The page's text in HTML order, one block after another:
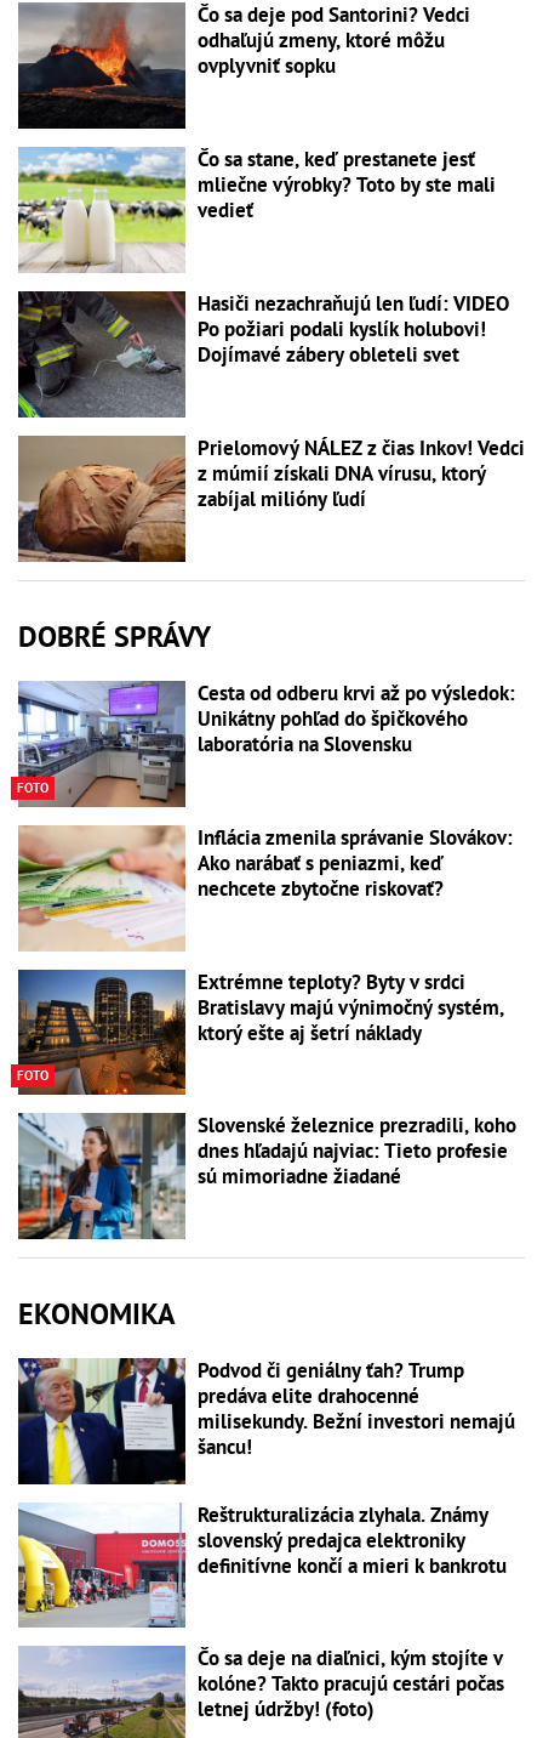
Čo sa deje pod Santorini? Vedci
odhaľujú zmeny, ktoré môžu
ovplyvniť sopku
Čo sa stane, keď prestanete jesť
mliečne výrobky? Toto by ste mali
vedieť
Hasiči nezachraňujú len ľudí: VIDEO
Po požiari podali kyslík holubovi!
Dojímavé zábery obleteli svet
Prielomový NÁLEZ z čias Inkov! Vedci
z múmií získali DNA vírusu, ktorý
zabíjal milióny ľudí
DOBRÉ SPRÁVY
FOTO
Cesta od odberu krvi až po výsledok:
Unikátny pohľad do špičkového
laboratória na Slovensku
Inflácia zmenila správanie Slovákov:
Ako narábať s peniazmi, keď
nechcete zbytočne riskovať?
FOTO
Extrémne teploty? Byty v srdci
Bratislavy majú výnimočný systém,
ktorý ešte aj šetrí náklady
Slovenské železnice prezradili, koho
dnes hľadajú najviac: Tieto profesie
sú mimoriadne žiadané
EKONOMIKA
Podvod či geniálny ťah? Trump
predáva elite drahocenné
milisekundy. Bežní investori nemajú
šancu!
Reštrukturalizácia zlyhala. Známy
slovenský predajca elektroniky
definitívne končí a mieri k bankrotu
Čo sa deje na diaľnici, kým stojíte v
kolóne? Takto pracujú cestári počas
letnej údržby! (foto)